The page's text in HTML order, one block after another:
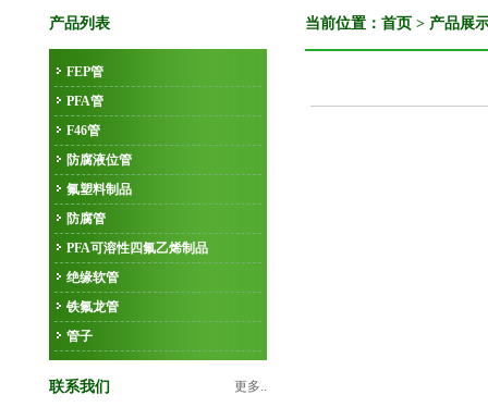
产品列表
FEP管
PFA管
F46管
防腐液位管
氟塑料制品
防腐管
PFA可溶性四氟乙烯制品
绝缘软管
铁氟龙管
管子
联系我们 更多..
当前位置： 首页 > 产品展